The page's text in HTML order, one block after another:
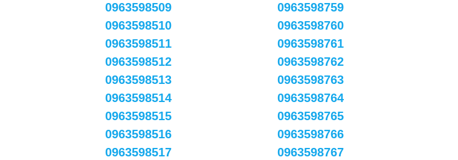
0963598509
0963598510
0963598511
0963598512
0963598513
0963598514
0963598515
0963598516
0963598517
0963598759
0963598760
0963598761
0963598762
0963598763
0963598764
0963598765
0963598766
0963598767